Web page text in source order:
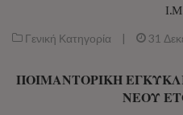
Γενική Κατηγορία | 31
ΠΟΙΜΑΝΤΟΡΙΚΗ
ΝΕΟΥ